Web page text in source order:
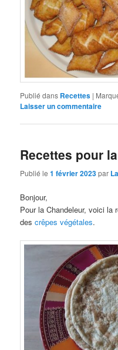
Publié dans Recettes |
Laisser un commentaire
Recettes pour
Publié le1 février 2023par
Bonjour,
Pour la Chandeleur, voici la
descrêpes végétales.